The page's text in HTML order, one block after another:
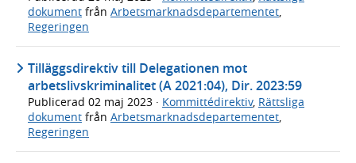
dokument från Arbetsmarknadsdepartementet,
Regeringen
Tilläggsdirektiv till Delegationen mot
arbetslivskriminalitet (A 2021:04), Dir. 2023:59
Publicerad 02 maj 2023 · Kommittédirektiv, Rättsliga
dokument från Arbetsmarknadsdepartementet
Regeringen